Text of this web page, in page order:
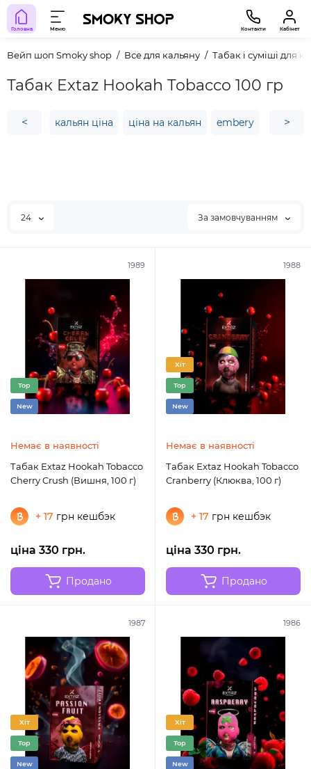
Головна Меню Контакти Кабінет
Вейп шоп Smoky shop Все для кальяну Табак і суміші для
Табак Extaz Hookah Tobacco 100 гр
< кальян ціна ціна на кальян embery кальян
>
24 За замовчуванням
1989
Top
New
Немає в наявності
Табак Extaz Hookah Tobacco
Cherry Crush (Вишня, 100 г)
+ 17 грн кешбэк
ціна 330 грн.
Продано
1988
Хіт
Top
New
Немає в наявності
Табак Extaz Hookah Tobacco
Cranberry (Клюква, 100 г)
+ 17 грн кешбэк
ціна 330 грн.
Продано
1987
Хіт
Top
New
1986
Хіт
Top
New